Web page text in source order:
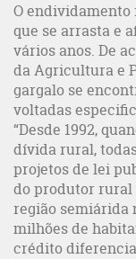
O
que se arrasta e
vários anos. De
da Agricultura e
gargalo se
voltadas
“Desde 1992,
dívida rural,
projetos de lei
do produtor rural
região semiárida
milhões de
crédito